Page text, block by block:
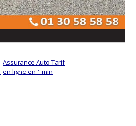
Assurance Auto Tarif
en ligne en 1 min